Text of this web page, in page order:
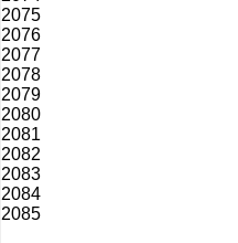
2075
2076
2077
2078
2079
2080
2081
2082
2083
2084
2085